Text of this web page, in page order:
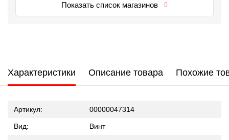
Показать список магазинов
Характеристики Описание товара Похожие
Артикул: 00000047314
Вид: Винт